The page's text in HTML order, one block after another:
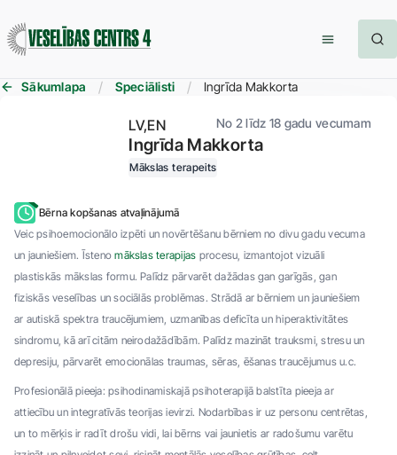
Sākumlapa Speciālisti Ingrīda Makkorta
LV EN No 2 līdz 18 gadu vecumam
Ingrīda Makkorta
Mākslas terapeits
Bērna kopšanas atvaļinājumā
Veic psihoemocionālo izpēti un novērtēšanu bērniem no divu gadu vecuma
un jauniešiem. Īstenomākslas terapijas procesu, izmantojot vizuāli
plastiskās mākslas formu. Palīdz pārvarēt dažādas gan garīgās, gan
fiziskās veselības un sociālās problēmas. Strādā ar bērniem un jauniešiem
ar autiskā spektra traucējumiem, uzmanības deficīta un hiperaktivitātes
sindromu, kā arī citām neirodažādībām. Palīdz mazināt trauksmi, stresu un
depresiju, pārvarēt emocionālas traumas, sēras, ēšanas traucējumus u.c.
Profesionālā pieeja: psihodinamiskajā psihoterapijā balstīta pieeja ar
attiecību un integratīvās teorijas ievirzi. Nodarbības ir uz personu centrētas,
un to mērķis ir radīt drošu vidi, lai bērns vai jaunietis ar radošumu varētu